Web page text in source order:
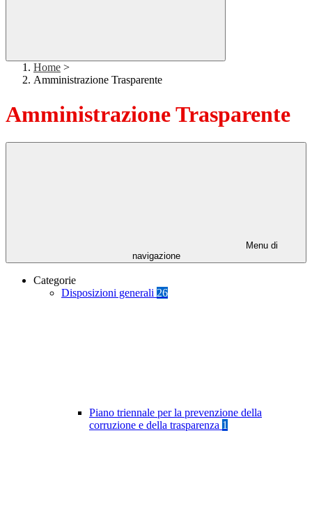
Home >
Amministrazione Trasparente
Amministrazione Trasparente
Menu di
navigazione
Categorie
Disposizioni generali 26
Piano triennale per la prevenzione della
corruzione e della trasparenza 1